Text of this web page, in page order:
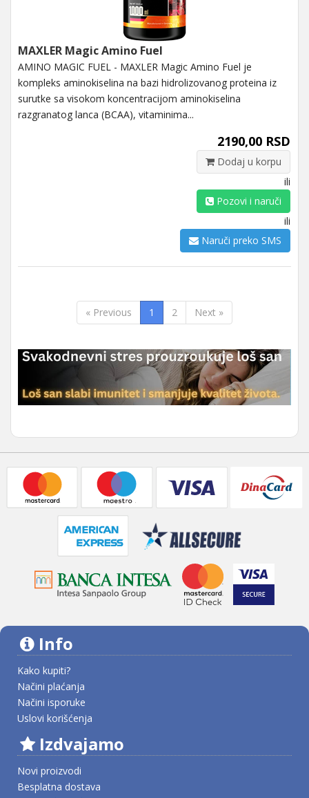
MAXLER Magic Amino Fuel
AMINO MAGIC FUEL - MAXLER Magic Amino Fuel je
kompleks aminokiselina na bazi hidrolizovanog proteina iz
surutke sa visokom koncentracijom aminokiselina
razgranatog lanca (BCAA), vitaminima...
2190,00 RSD
Dodaj u korpu
ili
Pozovi i naruči
ili
Naruči preko SMS
« Previous 1 2 Next »
Info
Kako kupiti?
Načini plaćanja
Načini isporuke
Uslovi korišćenja
Izdvajamo
Novi proizvodi
Besplatna dostava